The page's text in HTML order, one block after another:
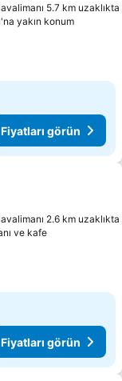
5.7 km uzaklıkta
yakın konum
Fiyatları görün
ekle
2.6 km uzaklıkta
ve kafe
Fiyatları görün